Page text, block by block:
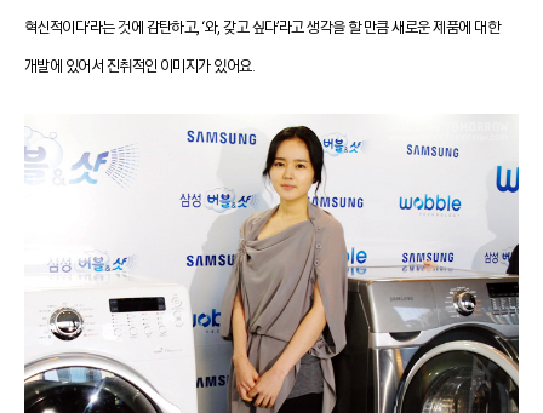
혁신적이다’라는 것에 감탄하고, ‘와, 갖고 싶다’라고 생각을 할 만큼 새로운 제품에 대한
개발에 있어서 진취적인 이미지가 있어요.